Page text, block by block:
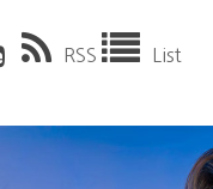
RSS List